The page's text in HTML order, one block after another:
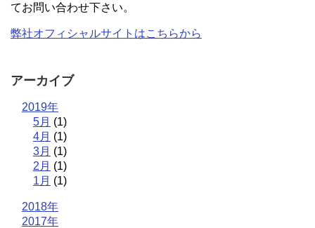
てお問い合わせ下さい。
弊社オフィシャルサイトはこちらから
アーカイブ
2019年
5月 (1)
4月 (1)
3月 (1)
2月 (1)
1月 (1)
2018年
2017年